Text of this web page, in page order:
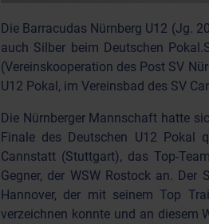
Die Barracudas Nürnberg U12 (Jg.
auch Silber beim Deutschen
(Vereinskooperation des Post SV
U12 Pokal, im Vereinsbad des SV
Die Nürnberger Mannschaft hatte
Finale des Deutschen U12 Pokal
Cannstatt (Stuttgart), das Top-
Gegner, der WSW Rostock an.
Hannover, der mit seinem Top
verzeichnen konnte und an diesem